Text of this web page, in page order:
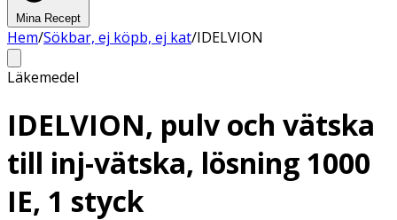
Mina Recept
Hem/Sökbar, ej köpb, ej kat/IDELVION
Läkemedel
IDELVION, pulv och vätska
till inj-vätska, lösning 1000
IE, 1 styck